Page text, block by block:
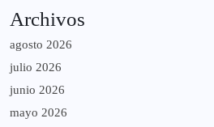
Archivos
agosto 2026
julio 2026
junio 2026
mayo 2026